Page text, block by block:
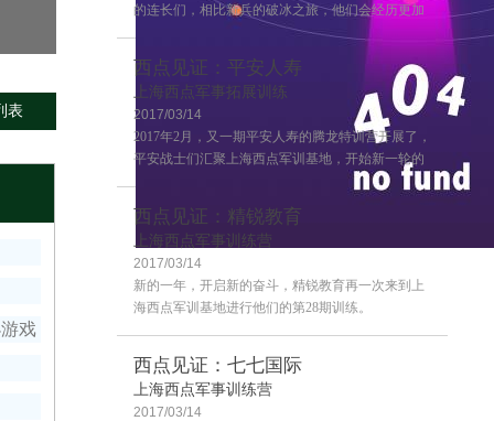
表
戏
客户评价
的连长们，相比新兵的破冰之旅，他们会经历更加
严格的训练，这也是兄弟连连长训练的第二期，来
西点见证：平安人寿
上海西点军事拓展训练
2017/03/14
2017年2月，又一期平安人寿的腾龙特训营开展了，
平安战士们汇聚上海西点军训基地，开始新一轮的
西点见证：精锐教育
上海西点军事训练营
2017/03/14
新的一年，开启新的奋斗，精锐教育再一次来到上
海西点军训基地进行他们的第28期训练。
西点见证：七七国际
上海西点军事训练营
2017/03/14